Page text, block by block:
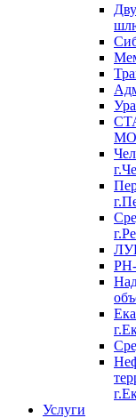
РН-
Услуги